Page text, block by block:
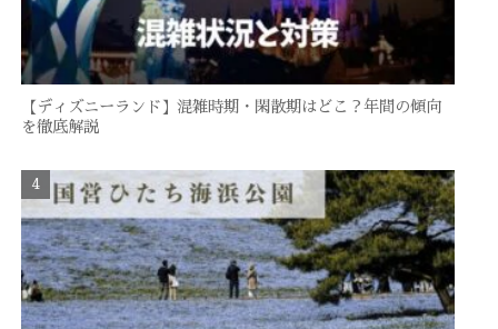
【ディズニーランド】混雑時期・閑散期はどこ？年間の傾向
を徹底解説